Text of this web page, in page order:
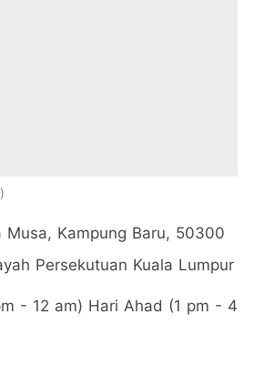
Musa, Kampung Baru, 50300
Persekutuan Kuala Lumpur
- 12 am) Hari Ahad (1 pm - 4